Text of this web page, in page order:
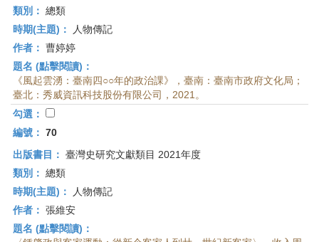
類別： 總類
時期(主題)：
人物傳記
作者： 曹婷婷
題名 (點擊閱讀)：
《風起雲湧：臺南四○○年的政治課》，臺南：臺南市政府文化局；
臺北：秀威資訊科技股份有限公司，2021。
勾選：
編號： 70
出版書目： 臺灣史研究文獻類目 2021年度
類別： 總類
時期(主題)：
人物傳記
作者： 張維安
題名 (點擊閱讀)：